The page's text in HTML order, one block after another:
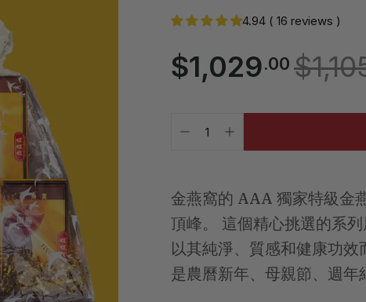
4.94 ( 16 reviews )
$1,029.00
常
格
銷
格
將
結
帳
計
金燕窩的 AAA 獨家特級金
頂峰。 這個精心挑選的系
以其純淨、質感和健康功效
是農曆新年、母親節、週年